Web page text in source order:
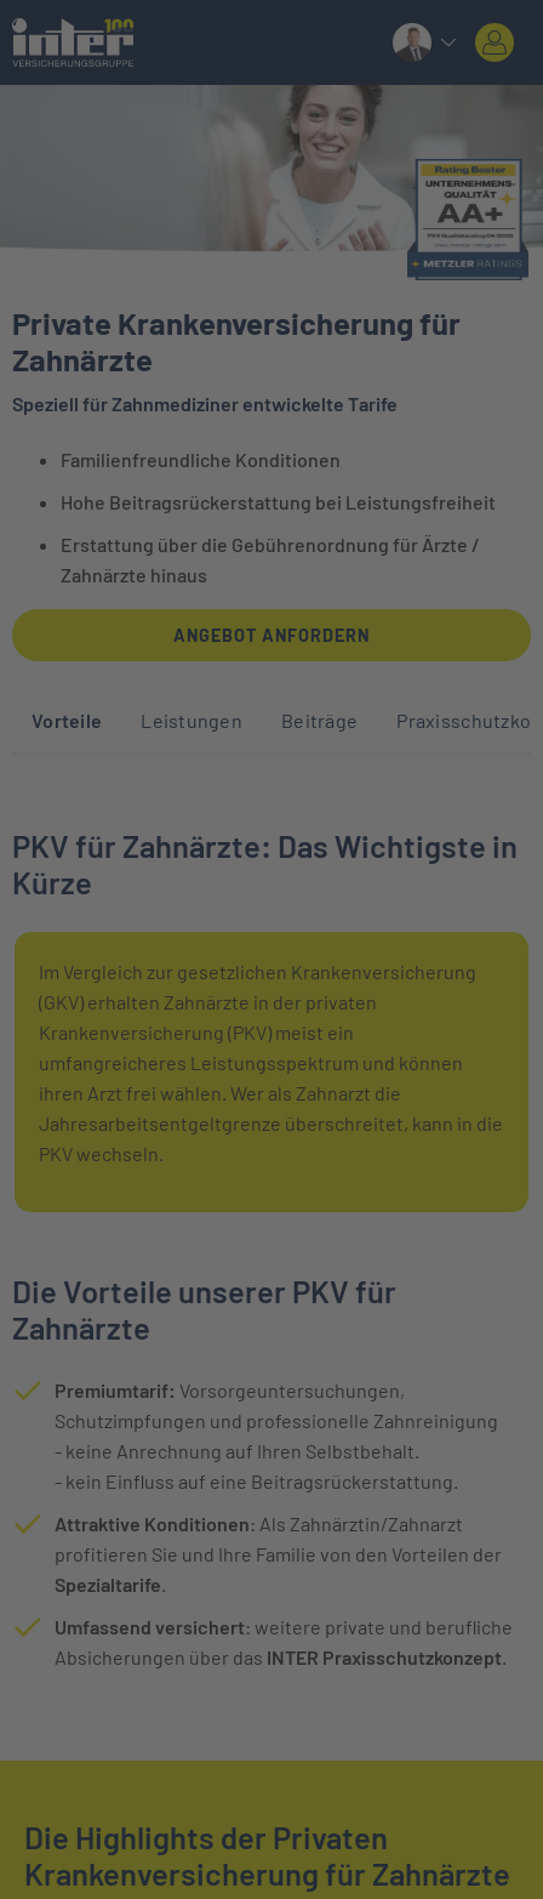
Private Krankenversicherung für
Zahnärzte
Speziell für Zahnmediziner entwickelte Tarife
Familienfreundliche Konditionen
Hohe Beitragsrückerstattung bei Leistungsfreiheit
Erstattung über die Gebührenordnung für Ärzte /
Zahnärzte hinaus
ANGEBOT ANFORDERN
Sprunglinks zu den Abschnitten auf
Vorteile Leistungen Beiträge
PKV für Zahnärzte: Das Wichtigste in
Kürze
Im Vergleich zur gesetzlichen Krankenversicherung
(GKV) erhalten Zahnärzte in der privaten
Krankenversicherung (PKV) meist ein
umfangreicheres Leistungsspektrum und können
ihren Arzt frei wählen. Wer als Zahnarzt die
Jahresarbeitsentgeltgrenze überschreitet, kann in die
PKV wechseln.
Die Vorteile unserer PKV für
Zahnärzte
Premiumtarif: Vorsorgeuntersuchungen,
Schutzimpfungen und professionelle Zahnreinigung
- keine Anrechnung auf Ihren Selbstbehalt.
- kein Einfluss auf eine Beitragsrückerstattung.
Attraktive Konditionen: Als Zahnärztin/Zahnarzt
profitieren Sie und Ihre Familie von den Vorteilen der
Spezialtarife
Umfassend versichert: weitere private und berufliche
Absicherungen über das INTER Praxisschutzkonzept
Die Highlights der Privaten
Krankenversicherung für Zahnärzte